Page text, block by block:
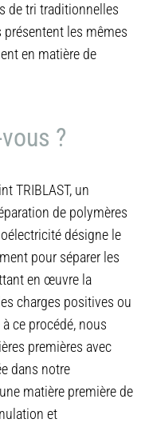
de tri traditionnelles
présentent les mêmes
en matière de
?
TRIBLAST, un
de polymères
désigne le
pour séparer les
en œuvre la
charges positives ou
ce procédé, nous
premières avec
dans notre
matière première de
et